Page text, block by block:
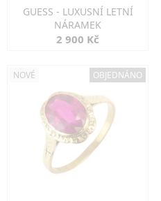
GUESS - LUXUSNÍ LETNÍ
NÁRAMEK
2 900 Kč
NOVÉ OBJEDNÁNO